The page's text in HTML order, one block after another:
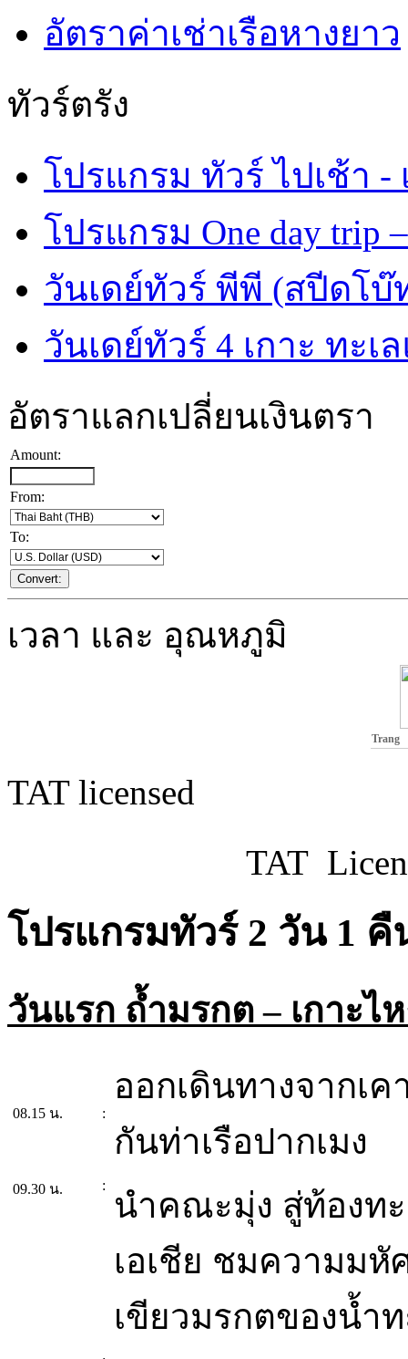
อัตราค่าเช่าเรือหางยาว
ทัวร์ตรัง
โปรแกรม ทัวร์ ไปเช้า -
โปรแกรม One day trip
วันเดย์ทัวร์ พีพี (สปีดโบ๊
วันเดย์ทัวร์ 4 เกาะ ทะ
อัตราแลกเปลี่ยนเงินตรา
Amount:
From:
To:
เวลา และ อุณหภูมิ
Trang
TAT licensed
TAT
โปรแกรมทัวร์ 2 วัน 1 คื
วันแรก ถ้ำมรกต – เกาะไ
08.15 น. :
ออกเดินทางจากเค
กันท่าเรือปากเมง
09.30 น. :
นำคณะมุ่ง สู่ท้องท
เอเชีย ชมความมหั
เขียวมรกตของน้ำ